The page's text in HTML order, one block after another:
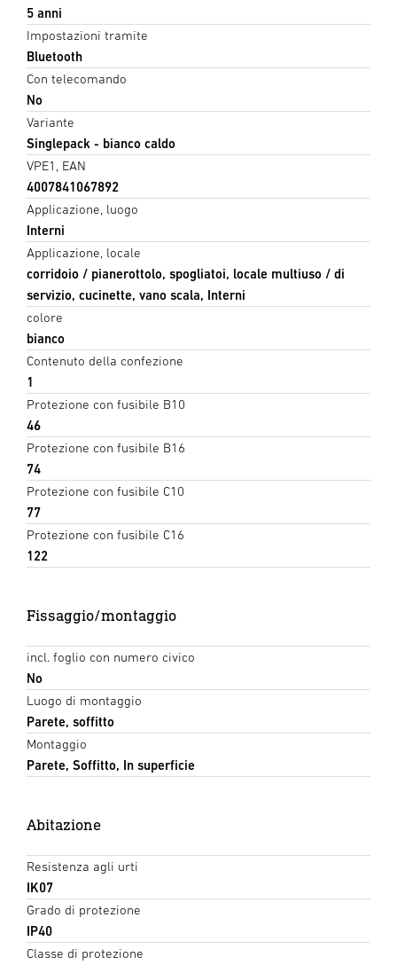
5 anni
Impostazioni tramite
Bluetooth
Con telecomando
No
Variante
Singlepack - bianco caldo
VPE1, EAN
4007841067892
Applicazione, luogo
Interni
Applicazione, locale
corridoio / pianerottolo, spogliatoi, locale multiuso / di
servizio, cucinette, vano scala, Interni
colore
bianco
Contenuto della confezione
1
Protezione con fusibile B10
46
Protezione con fusibile B16
74
Protezione con fusibile C10
77
Protezione con fusibile C16
122
Fissaggio/montaggio
incl. foglio con numero civico
No
Luogo di montaggio
Parete, soffitto
Montaggio
Parete, Soffitto, In superficie
Abitazione
Resistenza agli urti
IK07
Grado di protezione
IP40
Classe di protezione